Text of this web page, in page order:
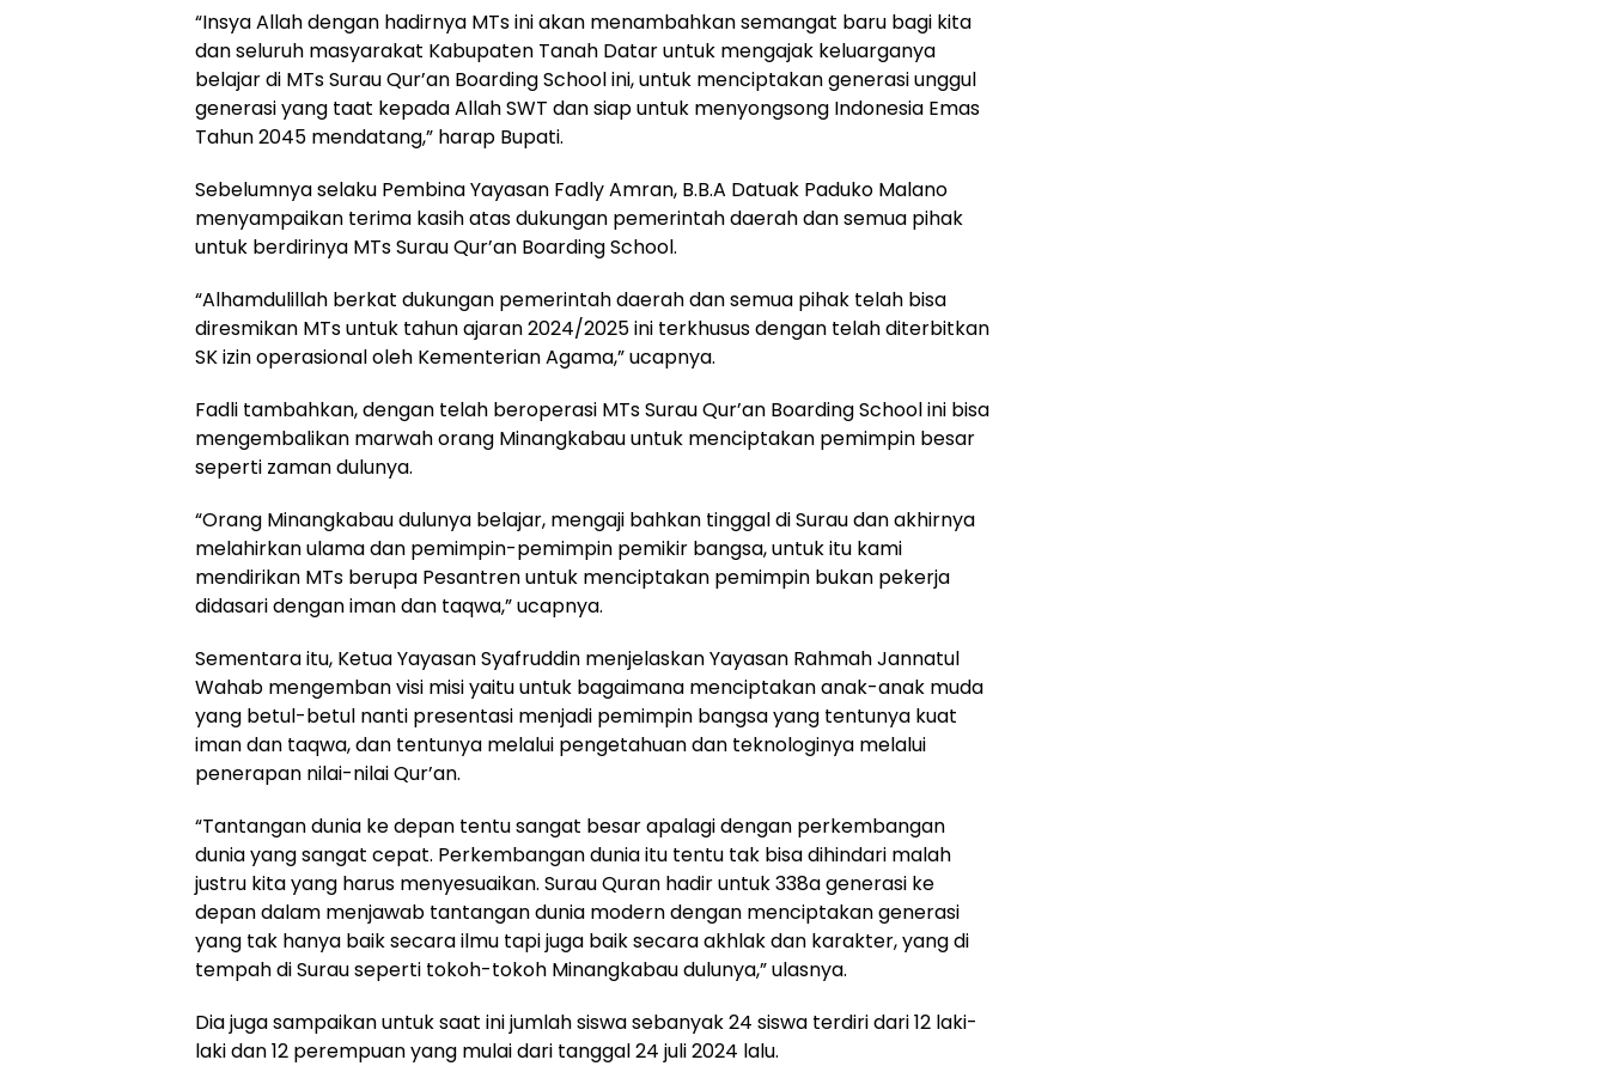
“Insya Allah dengan hadirnya MTs ini akan menambahkan semangat baru bagi kita
dan seluruh masyarakat Kabupaten Tanah Datar untuk mengajak keluarganya
belajar di MTs Surau Qur’an Boarding School ini, untuk menciptakan generasi unggul
generasi yang taat kepada Allah SWT dan siap untuk menyongsong Indonesia Emas
Tahun 2045 mendatang,” harap Bupati.
Sebelumnya selaku Pembina Yayasan Fadly Amran, B.B.A Datuak Paduko Malano
menyampaikan terima kasih atas dukungan pemerintah daerah dan semua pihak
untuk berdirinya MTs Surau Qur’an Boarding School.
“Alhamdulillah berkat dukungan pemerintah daerah dan semua pihak telah bisa
diresmikan MTs untuk tahun ajaran 2024/2025 ini terkhusus dengan telah diterbitkan
SK izin operasional oleh Kementerian Agama,” ucapnya.
Fadli tambahkan, dengan telah beroperasi MTs Surau Qur’an Boarding School ini bisa
mengembalikan marwah orang Minangkabau untuk menciptakan pemimpin besar
seperti zaman dulunya.
“Orang Minangkabau dulunya belajar, mengaji bahkan tinggal di Surau dan akhirnya
melahirkan ulama dan pemimpin-pemimpin pemikir bangsa, untuk itu kami
mendirikan MTs berupa Pesantren untuk menciptakan pemimpin bukan pekerja
didasari dengan iman dan taqwa,” ucapnya.
Sementara itu, Ketua Yayasan Syafruddin menjelaskan Yayasan Rahmah Jannatul
Wahab mengemban visi misi yaitu untuk bagaimana menciptakan anak-anak muda
yang betul-betul nanti presentasi menjadi pemimpin bangsa yang tentunya kuat
iman dan taqwa, dan tentunya melalui pengetahuan dan teknologinya melalui
penerapan nilai-nilai Qur’an.
“Tantangan dunia ke depan tentu sangat besar apalagi dengan perkembangan
dunia yang sangat cepat. Perkembangan dunia itu tentu tak bisa dihindari malah
justru kita yang harus menyesuaikan. Surau Quran hadir untuk 338a generasi ke
depan dalam menjawab tantangan dunia modern dengan menciptakan generasi
yang tak hanya baik secara ilmu tapi juga baik secara akhlak dan karakter, yang di
tempah di Surau seperti tokoh-tokoh Minangkabau dulunya,” ulasnya.
Dia juga sampaikan untuk saat ini jumlah siswa sebanyak 24 siswa terdiri dari 12 laki-
laki dan 12 perempuan yang mulai dari tanggal 24 juli 2024 lalu.